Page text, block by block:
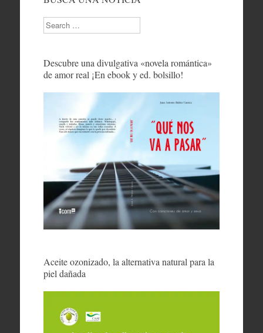
Search
Descubre una divulgativa «novela romántica»
de amor real ¡En ebook y ed. bolsillo!
Aceite ozonizado, la alternativa natural para la
piel dañada